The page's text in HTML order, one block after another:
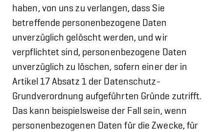
haben, von uns zu verlangen, dass Sie
betreffende personenbezogene Daten
unverzüglich gelöscht werden, und wir
verpflichtet sind, personenbezogene Daten
unverzüglich zu löschen, sofern einer der in
Artikel 17 Absatz 1 der Datenschutz-
Grundverordnung aufgeführten Gründe zutrifft.
Das kann beispielsweise der Fall sein, wenn
personenbezogenen Daten für die Zwecke, für